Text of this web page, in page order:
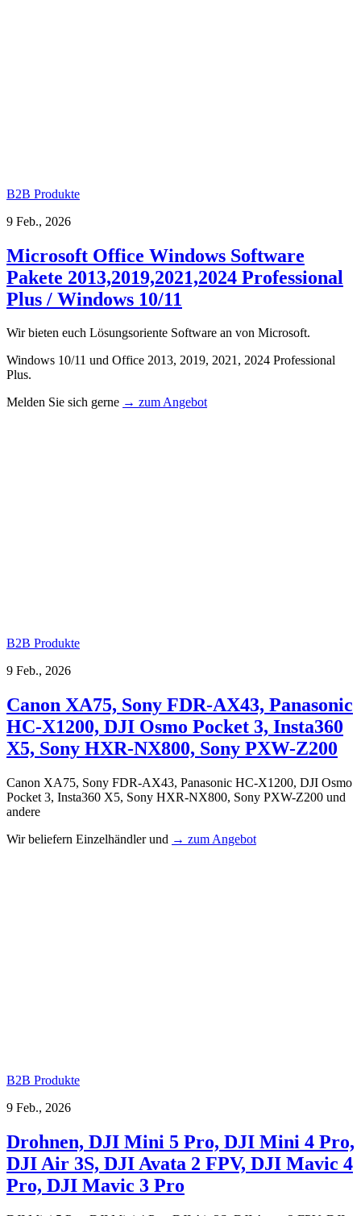
B2B Produkte
9 Feb., 2026
Microsoft Office Windows Software
Pakete 2013,2019,2021,2024 Professional
Plus / Windows 10/11
Wir bieten euch Lösungsoriente Software an von Microsoft.
Windows 10/11 und Office 2013, 2019, 2021, 2024 Professional
Plus.
Melden Sie sich gerne → zum Angebot
B2B Produkte
9 Feb., 2026
Canon XA75, Sony FDR-AX43, Panasonic
HC-X1200, DJI Osmo Pocket 3, Insta360
X5, Sony HXR-NX800, Sony PXW-Z200
Canon XA75, Sony FDR-AX43, Panasonic HC-X1200, DJI Osmo
Pocket 3, Insta360 X5, Sony HXR-NX800, Sony PXW-Z200 und
andere
Wir beliefern Einzelhändler und → zum Angebot
B2B Produkte
9 Feb., 2026
Drohnen, DJI Mini 5 Pro, DJI Mini 4 Pro,
DJI Air 3S, DJI Avata 2 FPV, DJI Mavic 4
Pro, DJI Mavic 3 Pro